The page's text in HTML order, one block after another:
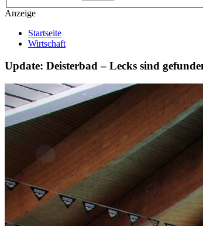
Anzeige
Startseite
Wirtschaft
Update: Deisterbad – Lecks sind